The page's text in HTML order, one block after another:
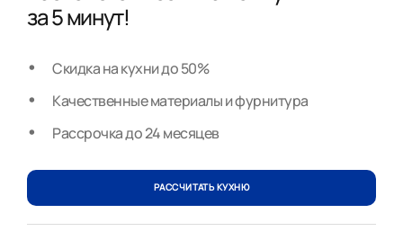
за 5 минут!
Скидка на кухни до 50%
Качественные материалы и фурнитура
Рассрочка до 24 месяцев
РАССЧИТАТЬ КУХНЮ